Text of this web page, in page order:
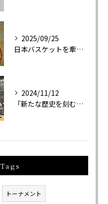
2025/09/25
日本バスケットを牽引する３選手と日本代表について
2024/11/12
「新たな歴史を刻む！河村勇輝と日本人選手たちのNBA挑戦と成功の軌跡」
Tags
トーナメント